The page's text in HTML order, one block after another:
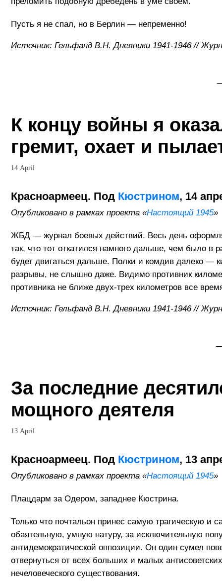
Пусть я не спал, но в Берлин — непременно!
Источник: Гельфанд В.Н. Дневники 1941-1946 //
К концу войны я
гремит, охает и
14 April
Красноармеец. Под Кюстрином, 14
Опубликовано в рамках проекта «Настоящий 1945»
ЖБД — журнал боевых действий. Весь день
так, что тот откатился намного дальше, чем было в
будет двигаться дальше. Полки и комдив далеко —
разрывы, не слышно даже. Видимо противник
противника не ближе двух-трех километров все
Источник: Гельфанд В.Н. Дневники 1941-1946 //
За последние
мощного деятеля
13 April
Красноармеец. Под Кюстрином, 13
Опубликовано в рамках проекта «Настоящий 1945»
Плацдарм за Одером, западнее Кюстрина.
Только что почтальон принес самую трагическую и
обаятельную, умную натуру, за исключительную
антидемократической оппозиции. Он один сумел
отвернуться от всех больших и малых
нечеловеческого существования.